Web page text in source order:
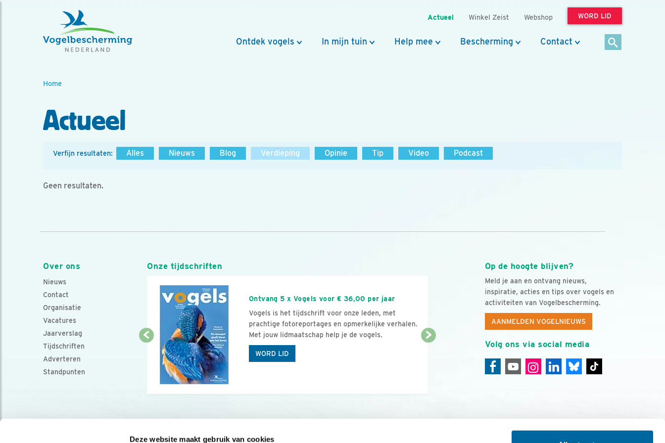
Deze website maakt gebruik van cookies
Actueel Winkel Zeist Webshop WORD LID
Ontdek vogels In mijn tuin Help mee Bescherming Contact
Home
Actueel
Verfijn resultaten: Alles Nieuws Blog Verdieping Opinie Tip Video Podcast
Geen resultaten.
Over ons
Nieuws
Contact
Organisatie
Vacatures
Jaarverslag
Tijdschriften
Adverteren
Standpunten
Op de hoogte blijven?
Meld je aan en ontvang nieuws,
inspiratie, acties en tips over vogels en
activiteiten van Vogelbescherming.
AANMELDEN VOGELNIEUWS
Volg ons via social media
Onze tijdschriften
Ontvang 5 x Vogels voor € 36,00 per jaar
Vogels is het tijdschrift voor onze leden, met
prachtige fotoreportages en opmerkelijke verhalen.
Met jouw lidmaatschap help je de vogels.
WORD LID